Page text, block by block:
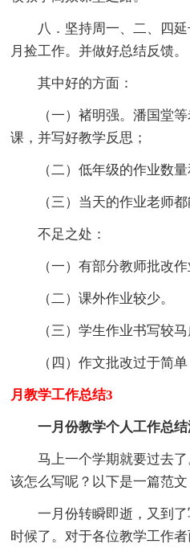
八．坚持周一、二、四延
月捡工作。并做好总结反馈。
其中好的方面：
（一）褚明强。潘国堂等
课，并写好教学反思；
（二）低年级的作业数量
（三）当天的作业老师都
不足之处：
（一）有部分教师批改作
（二）课外作业较少。
（三）学生作业书写较马
（四）作文批改过于简单
月教学工作总结3
一月份教学个人工作总结
马上一个学期就要过去了
该怎么写呢？以下是一篇范文
一月份转瞬即逝，又到了
时候了。对于各位教学工作